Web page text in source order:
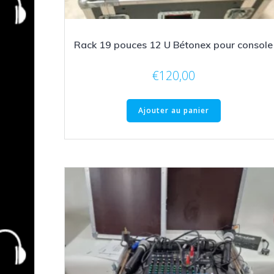
Rack 19 pouces 12 U Bétonex pour console
€120,00
Ajouter au panier